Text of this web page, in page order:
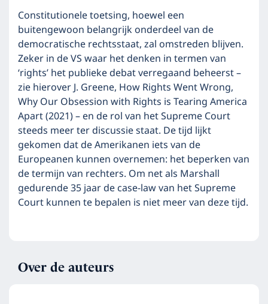
Constitutionele toetsing, hoewel een
buitengewoon belangrijk onderdeel van de
democratische rechtsstaat, zal omstreden blijven.
Zeker in de VS waar het denken in termen van
‘rights’ het publieke debat verregaand beheerst –
zie hierover J. Greene, How Rights Went Wrong,
Why Our Obsession with Rights is Tearing America
Apart (2021) – en de rol van het Supreme Court
steeds meer ter discussie staat. De tijd lijkt
gekomen dat de Amerikanen iets van de
Europeanen kunnen overnemen: het beperken van
de termijn van rechters. Om net als Marshall
gedurende 35 jaar de case-law van het Supreme
Court kunnen te bepalen is niet meer van deze tijd.
Over de auteurs